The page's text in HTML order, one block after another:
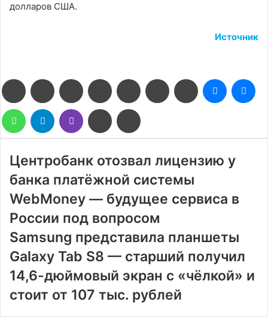
долларов США.
Источник
FacebookTwitter LinkedIn Pinterest Reddit ВконтактеОдноклассники
Messenger
WhatsAppTelegram Viber
Поделиться
через
электронную
Центробанк отозвал лицензию у
банка платёжной системы
WebMoney — будущее сервиса в
России под вопросом
Samsung представила планшеты
Galaxy Tab S8 — старший получил
14,6-дюймовый экран с «чёлкой» и
стоит от 107 тыс. рублей